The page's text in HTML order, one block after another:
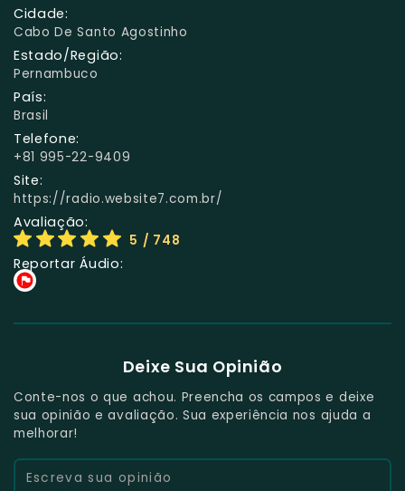
Cidade:
Cabo De Santo Agostinho
Estado/Região:
Pernambuco
País:
Brasil
Telefone:
+81 995-22-9409
Site:
https://radio.website7.com.br/
Avaliação:
5 / 748
Reportar Áudio:
Deixe Sua Opinião
Conte-nos o que achou. Preencha os campos e deixe
sua opinião e avaliação. Sua experiência nos ajuda a
melhorar!